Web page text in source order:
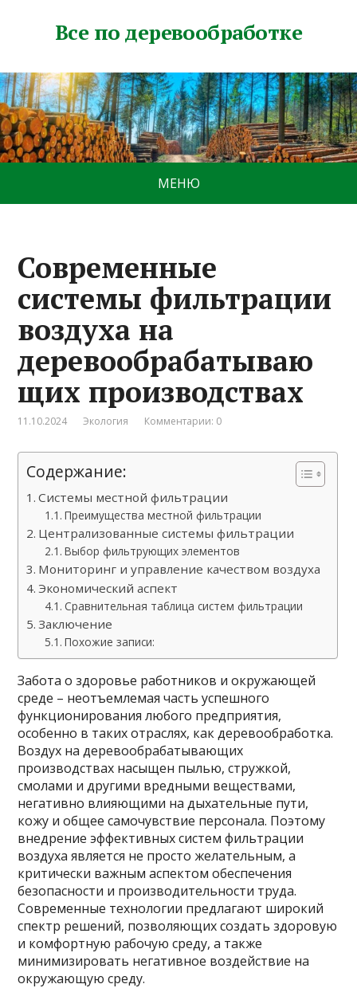
Все по деревообработке
МЕНЮ
Современные
системы фильтрации
воздуха на
деревообрабатываю
щих производствах
11.10.2024 Экология Комментарии: 0
Содержание:
Системы местной фильтрации
Преимущества местной фильтрации
Централизованные системы фильтрации
Выбор фильтрующих элементов
Мониторинг и управление качеством воздуха
Экономический аспект
Сравнительная таблица систем фильтрации
Заключение
Похожие записи:
Забота о здоровье работников и окружающей
среде – неотъемлемая часть успешного
функционирования любого предприятия,
особенно в таких отраслях, как деревообработка.
Воздух на деревообрабатывающих
производствах насыщен пылью, стружкой,
смолами и другими вредными веществами,
негативно влияющими на дыхательные пути,
кожу и общее самочувствие персонала. Поэтому
внедрение эффективных систем фильтрации
воздуха является не просто желательным, а
критически важным аспектом обеспечения
безопасности и производительности труда.
Современные технологии предлагают широкий
спектр решений, позволяющих создать здоровую
и комфортную рабочую среду, а также
минимизировать негативное воздействие на
окружающую среду.